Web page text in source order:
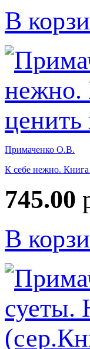
В
Примаченко О.В.
К себе нежно. Книга
745.00
В